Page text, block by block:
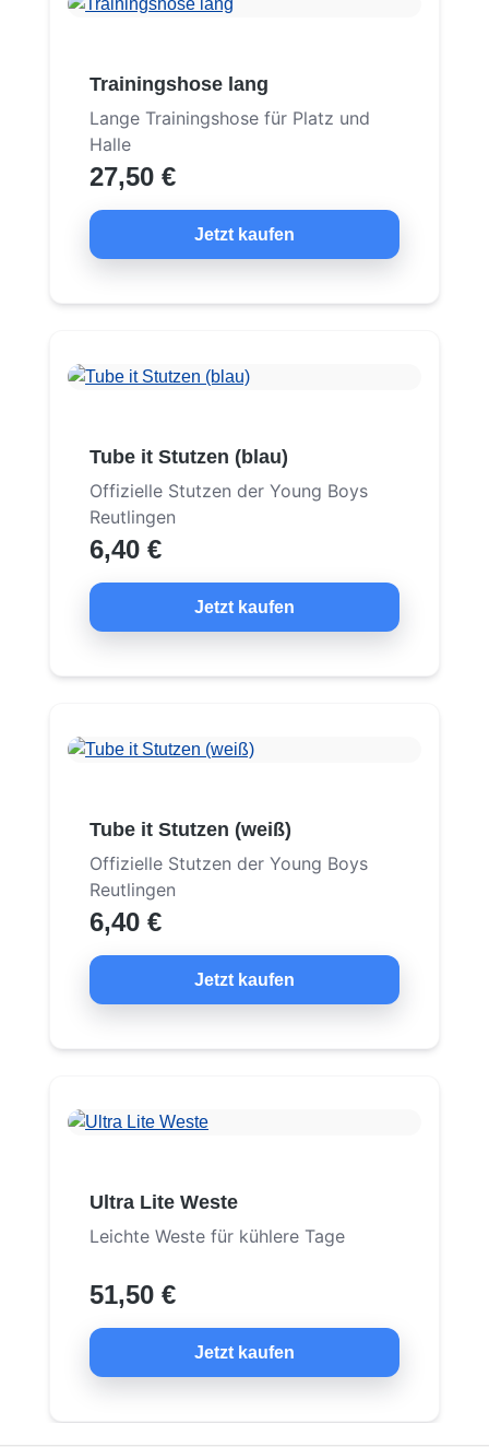
Trainingshose lang
Lange Trainingshose für Platz und
Halle
27,50 €
Jetzt kaufen
Tube it Stutzen (blau)
Offizielle Stutzen der Young Boys
Reutlingen
6,40 €
Jetzt kaufen
Tube it Stutzen (weiß)
Offizielle Stutzen der Young Boys
Reutlingen
6,40 €
Jetzt kaufen
Ultra Lite Weste
Leichte Weste für kühlere Tage
51,50 €
Jetzt kaufen